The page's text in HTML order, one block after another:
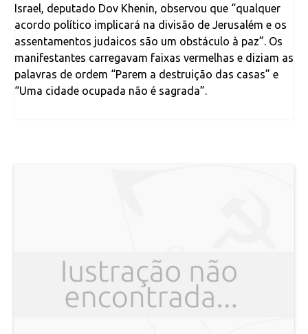
Israel, deputado Dov Khenin, observou que “qualquer
acordo político implicará na divisão de Jerusalém e os
assentamentos judaicos são um obstáculo à paz”. Os
manifestantes carregavam faixas vermelhas e diziam as
palavras de ordem “Parem a destruição das casas” e
“Uma cidade ocupada não é sagrada”.